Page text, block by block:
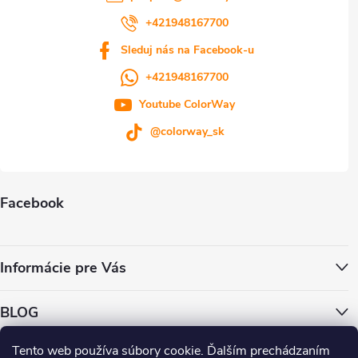
Tento web používa súbory cookie. Ďalším prechádzaním
Facebook
Informácie pre Vás
BLOG
+421948167700
Sleduj nás na Facebook-u
+421948167700
Youtube ColorWay
@colorway_sk